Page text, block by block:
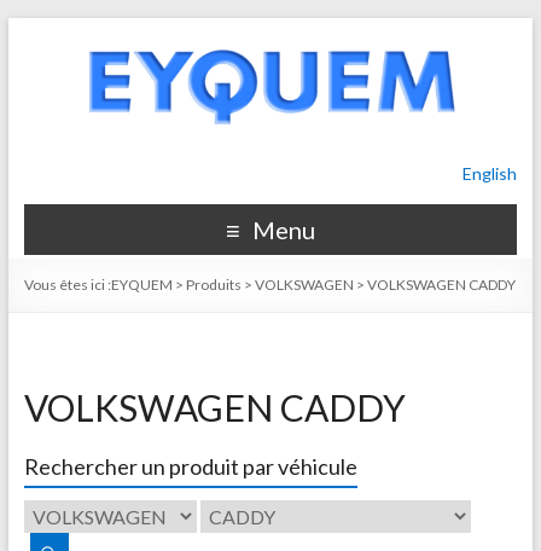
English
Menu
Vous êtes ici :EYQUEM > Produits > VOLKSWAGEN > VOLKSWAGEN CADDY
VOLKSWAGEN CADDY
Rechercher un produit par véhicule